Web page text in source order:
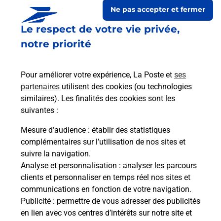
Le respect de votre vie privée,
notre priorité
Pour améliorer votre expérience, La Poste et ses
partenaires utilisent des cookies (ou technologies
similaires). Les finalités des cookies sont les
suivantes :
Mesure d’audience : établir des statistiques
complémentaires sur l’utilisation de nos sites et
suivre la navigation.
Analyse et personnalisation : analyser les parcours
clients et personnaliser en temps réel nos sites et
communications en fonction de votre navigation.
Publicité : permettre de vous adresser des publicités
en lien avec vos centres d’intérêts sur notre site et
Ne pas accepter et fermer
Collecte du courrier aujourd'hui à 09h00
Rue De Pichanges
21490 Flacey
Itinéraire
Le lien s'ouvre dans un nouvel onglet